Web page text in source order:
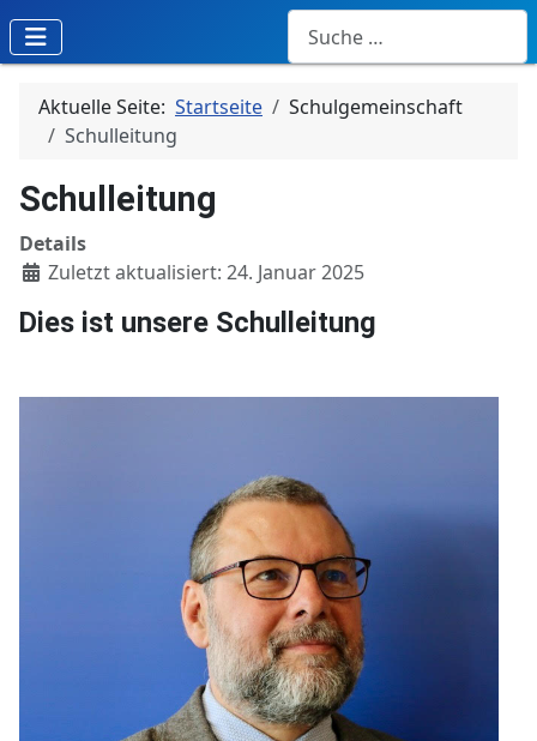
Suchen
Aktuelle Seite: Startseite
Schulgemeinschaft
Schulleitung
Schulleitung
Details
Zuletzt aktualisiert: 24. Januar 2025
Dies ist unsere Schulleitung